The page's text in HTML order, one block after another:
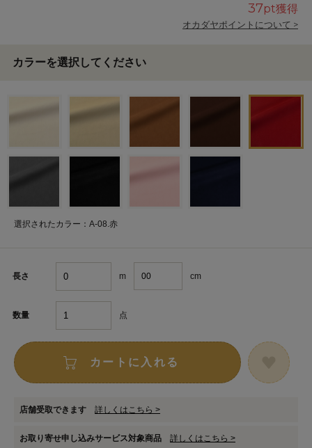
37pt獲得
オカダヤポイントについて >
カラーを選択してください
選択されたカラー：A-08.赤
長さ m cm
数量 点
カートに入れる
店舗受取できます 詳しくはこちら >
お取り寄せ申し込みサービス対象商品 詳しくはこちら >